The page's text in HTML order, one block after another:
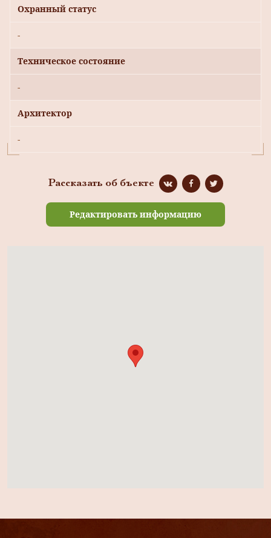
Охранный статус
-
Техническое состояние
-
Архитектор
-
Рассказать об бъекте
Редактировать информацию